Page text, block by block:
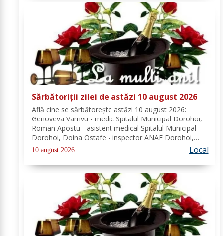
Sărbătoriții zilei de astăzi 10 august 2026
Află cine se sărbătoreşte astăzi 10 august 2026:
Genoveva Vamvu - medic Spitalul Municipal Dorohoi,
Roman Apostu - asistent medical Spitalul Municipal
Dorohoi, Doina Ostafe - inspector ANAF Dorohoi,
Marina Ludmila Pogoreanu - medic de familie
Dorohoi, Beatrice Tiron - profesor Seminarul
Teologic...
10 august 2026 Local